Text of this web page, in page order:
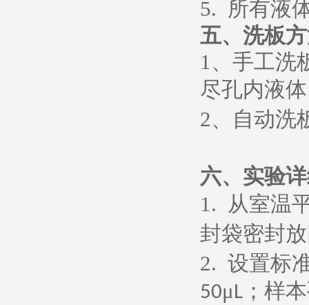
5. 所有液
五、 洗板
1、 手工洗
尽孔内液
2、 自动洗
六、 实验
1. 从室温
封袋密封
2. 设置标
50μL ；样